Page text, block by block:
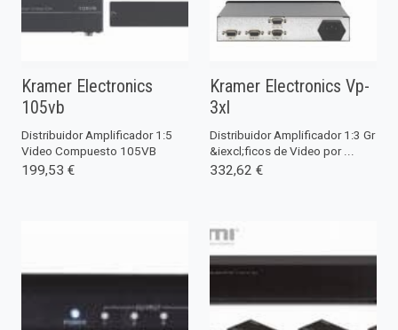
Kramer Electronics
105vb
Distribuidor Amplificador 1:5
Video Compuesto 105VB
199,53 €
Kramer Electronics Vp-
3xl
Distribuidor Amplificador 1:3 Gr
&iexcl;ficos de Video por ...
332,62 €